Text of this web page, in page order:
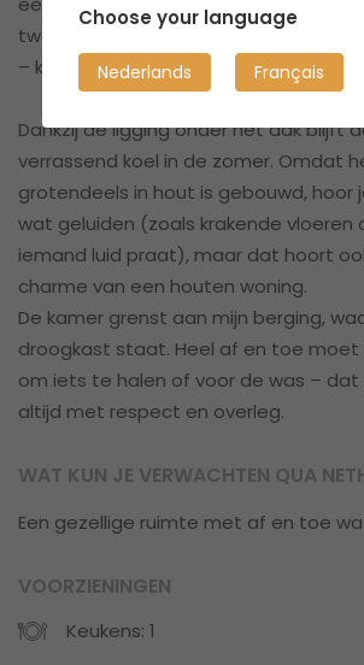
tweepersoonsbed, bureau, kledingrek
– klaar om in te trekken.
Dankzij de ligging onder het dak blijft
verrassend koel in de zomer. Omdat
grotendeels in hout is gebouwd, hoor
wat geluiden (zoals krakende vloeren
iemand luid praat), maar dat hoort
charme van een houten woning.
De kamer grenst aan mijn berging,
droogkast staat. Heel af en toe moet
om iets te halen of voor de was –
altijd met respect en overleg.
WAT KUN JE VERWACHTEN QUA
Een gezellige ruimte met af en toe
VOORZIENINGEN
Keukens: 1
Choose your language
Nederlands Français